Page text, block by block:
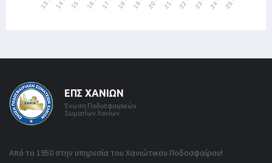
ΕΠΣ ΧΑΝΊΩΝ
Ένωση Ποδοσφαιρικών
Σωματίων Χανίων
Από το 1950 στην υπηρεσία του Χανιώτικου Ποδοσφαίρου!